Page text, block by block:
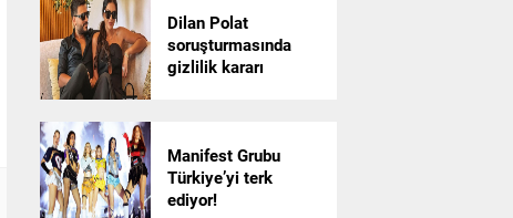
Dilan Polat
soruşturmasında
gizlilik kararı
Manifest Grubu
Türkiye’yi terk
ediyor!